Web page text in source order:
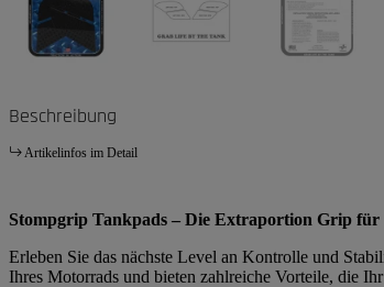
Beschreibung
Artikelinfos im Detail
Stompgrip Tankpads – Die Extraportion Grip
Erleben Sie das nächste Level an Kontrolle und
Ihres Motorrads und bieten zahlreiche Vorteile, die